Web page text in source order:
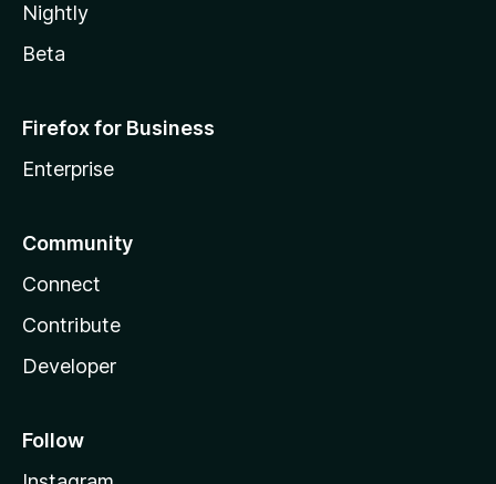
Nightly
Beta
Firefox for Business
Enterprise
Community
Connect
Contribute
Developer
Follow